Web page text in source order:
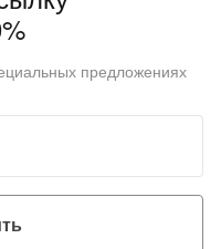
предложениях
51